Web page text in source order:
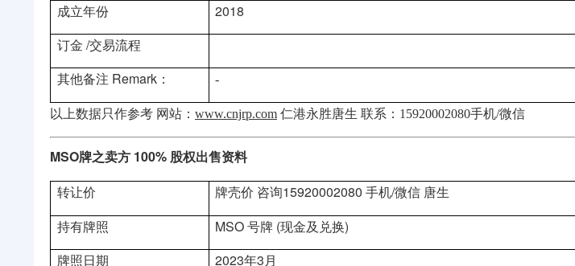
成立年份
2018
订金 /交易流程
其他备注 Remark： -
以上数据只作参考 网站： www.cnjrp.com 仁港永胜唐生 联系： 15920002080手机/微信
MSO牌之卖方 100% 股权出售资料
转让价
牌壳价 咨询15920002080 手机/微信 唐生
持有牌照
MSO 号牌 (现金及兑换)
牌照日期
2023年3月